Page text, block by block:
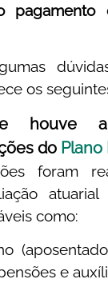
pagamento
os
houve
do Plano
foram
como:
e